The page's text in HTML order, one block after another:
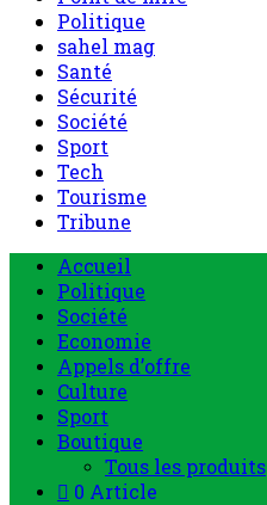
Politique
sahel mag
Santé
Sécurité
Société
Sport
Tech
Tourisme
Tribune
Accueil
Politique
Société
Economie
Appels d’offre
Culture
Sport
Boutique
Tous les produits
0 Article